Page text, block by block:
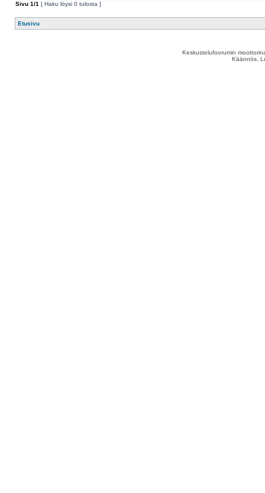
Sivu 1/1 [ Haku löysi 0 tulosta ]
Etusivu
Keskustelufoorumin
Käännös,